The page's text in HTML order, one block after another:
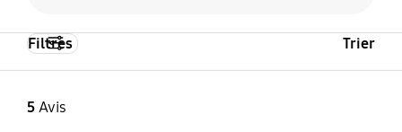
5Avis
Filtres Trier